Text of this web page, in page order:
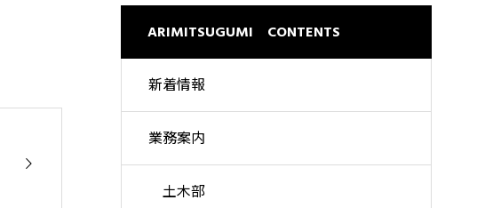
ARIMITSUGUMI CONTENTS
新着情報
業務案内
土木部